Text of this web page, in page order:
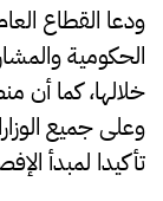
ودعا القطاع
الحكومية
خلالها، كما أن
وعلى جميع
تأكيدا لمبدأ